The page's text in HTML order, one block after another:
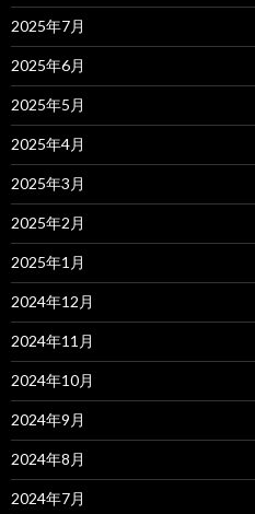
2025年7月
2025年6月
2025年5月
2025年4月
2025年3月
2025年2月
2025年1月
2024年12月
2024年11月
2024年10月
2024年9月
2024年8月
2024年7月